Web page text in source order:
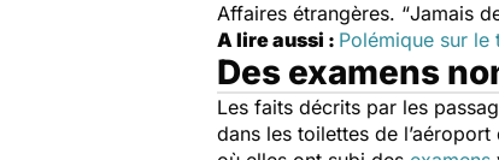
Affaires étrangères. “Jamais
A lire aussi : Polémique sur le
Des examens
Les faits décrits par les
dans les toilettes de